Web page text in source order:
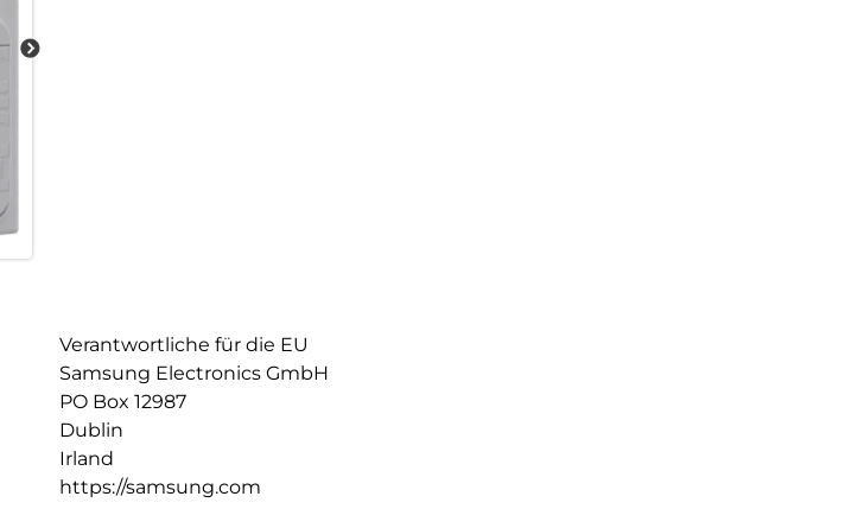
Verantwortliche für die EU
Samsung Electronics GmbH
PO Box 12987
Dublin
Irland
https://samsung.com